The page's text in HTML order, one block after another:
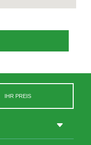
IHR PREIS